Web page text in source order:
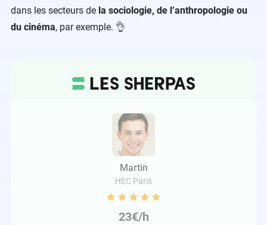
dans les secteurs de la sociologie, de l’anthropologie ou
du cinéma, par exemple. 👌
Martin
HEC Paris
23€/h